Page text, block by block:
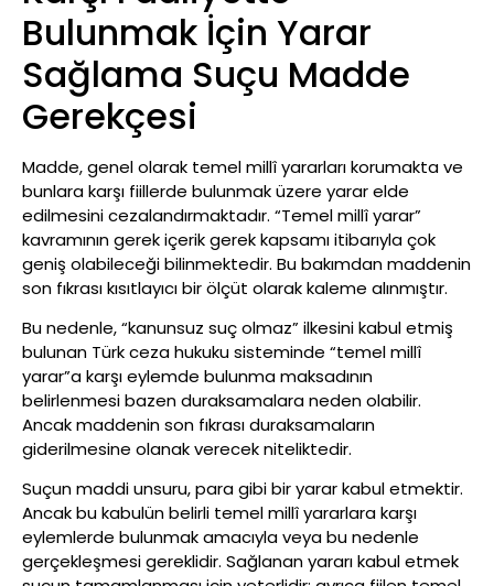
Bulunmak İçin Yarar
Sağlama Suçu Madde
Gerekçesi
Madde, genel olarak temel millî yararları korumakta ve
bunlara karşı fiillerde bulunmak üzere yarar elde
edilmesini cezalandırmaktadır. “Temel millî yarar”
kavramının gerek içerik gerek kapsamı itibarıyla çok
geniş olabileceği bilinmektedir. Bu bakımdan maddenin
son fıkrası kısıtlayıcı bir ölçüt olarak kaleme alınmıştır.
Bu nedenle, “kanunsuz suç olmaz” ilkesini kabul etmiş
bulunan Türk ceza hukuku sisteminde “temel millî
yarar”a karşı eylemde bulunma maksadının
belirlenmesi bazen duraksamalara neden olabilir.
Ancak maddenin son fıkrası duraksamaların
giderilmesine olanak verecek niteliktedir.
Suçun maddi unsuru, para gibi bir yarar kabul etmektir.
Ancak bu kabulün belirli temel millî yararlara karşı
eylemlerde bulunmak amacıyla veya bu nedenle
gerçekleşmesi gereklidir. Sağlanan yararı kabul etmek